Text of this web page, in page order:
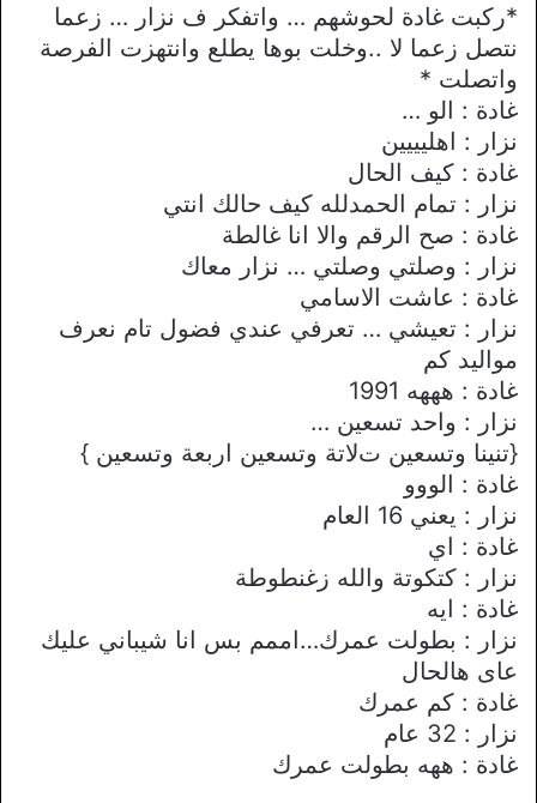
*ركبت غادة لحوشهم … واتفكر ف نزار … زعما
نتصل زعما ﻻ ..وخلت بوها يطلع وانتهزت الفرصة
واتصلت *
غادة : الو …
نزار : اهليييين
غادة : كيف الحال
نزار : تمام الحمدلله كيف حالك انتي
غادة : صح الرقم واﻻ انا غالطة
نزار : وصلتي وصلتي … نزار معاك
غادة : عاشت اﻻسامي
نزار : تعيشي … تعرفي عندي فضول تام نعرف
مواليد كم
غادة : هههه 1991
نزار : واحد تسعين …
{تنينا وتسعين تﻻتة وتسعين اربعة وتسعين }
غادة : الووو
نزار : يعني 16 العام
غادة : اي
نزار : كتكوتة والله زغنطوطة
غادة : ايه
نزار : بطولت عمرك…اممم بس انا شيباني عليك
عاى هالحال
غادة : كم عمرك
نزار : 32 عام
غادة : ههه بطولت عمرك